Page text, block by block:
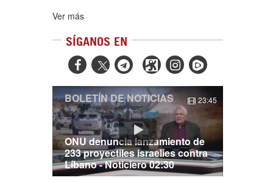
Ver más
SÍGANOS EN
  
ONU denuncia lanzamiento de
233 proyectiles israelíes contra
Líbano - Noticiero 02:30
BOLETÍN DE NOTICIAS 23:45